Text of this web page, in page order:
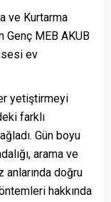
ve Kurtarma
Genç MEB AKUB
ev
yetiştirmeyi
farklı
Gün boyu
arama ve
anlarında doğru
hakkında